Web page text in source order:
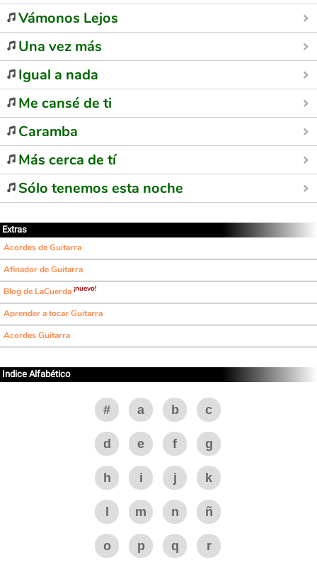
Vámonos Lejos
Una vez más
Igual a nada
Me cansé de ti
Caramba
Más cerca de tí
Sólo tenemos esta noche
Extras
Acordes de Guitarra
Afinador de Guitarra
Blog de LaCuerda ¡nuevo!
Aprender a tocar Guitarra
Acordes Guitarra
Indice Alfabético
# a b c
d e f g
h i j k
m n ñ
o p q r